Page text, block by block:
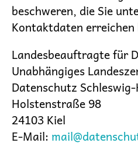
beschweren, die Sie
Kontaktdaten erreichen
Landesbeauftragte für
Unabhängiges
Datenschutz
Holstenstraße 98
24103 Kiel
E-Mail: